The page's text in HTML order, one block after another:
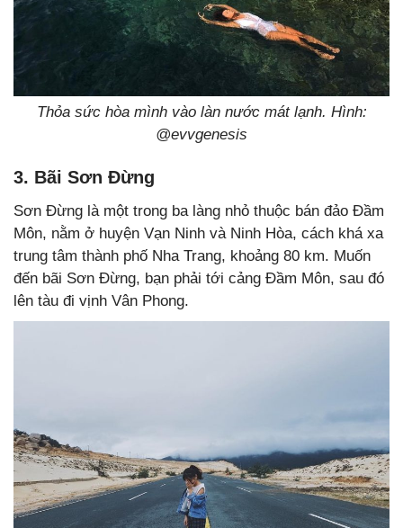
Thỏa sức hòa mình vào làn nước mát lạnh. Hình:
@evvgenesis
3. Bãi Sơn Đừng
Sơn Đừng là một trong ba làng nhỏ thuộc bán đảo Đầm
Môn, nằm ở huyện Vạn Ninh và Ninh Hòa, cách khá xa
trung tâm thành phố Nha Trang, khoảng 80 km. Muốn
đến bãi Sơn Đừng, bạn phải tới cảng Đầm Môn, sau đó
lên tàu đi vịnh Vân Phong.